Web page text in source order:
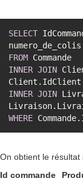
SELECT
FROM
INNER JOIN
INNER JOIN
WHERE
On obtient le résultat
Id commande